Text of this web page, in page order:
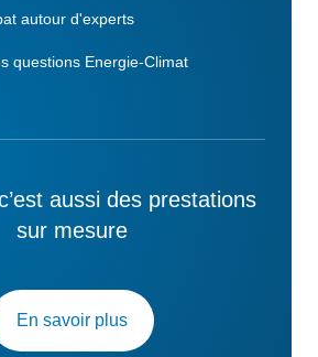
autour d'experts
questions Energie-Climat
aussi des prestations
sur mesure
En savoir plus